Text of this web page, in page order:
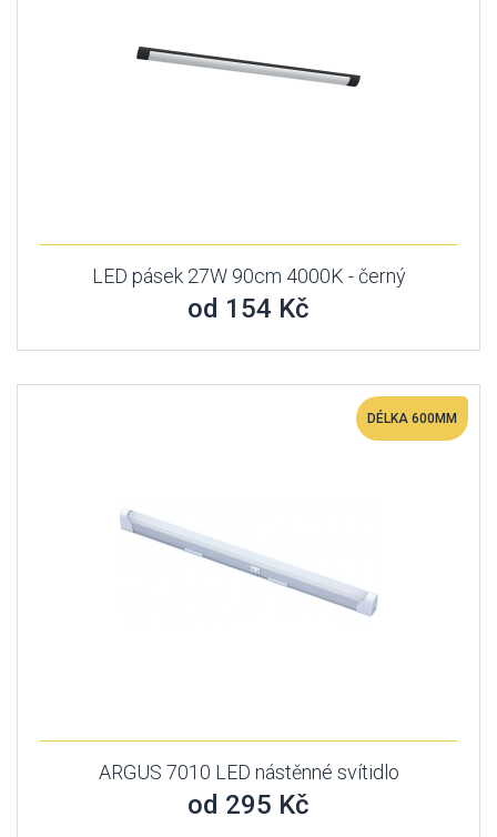
LED pásek 27W 90cm 4000K - černý
od 154 Kč
DÉLKA 600MM
ARGUS 7010 LED nástěnné svítidlo
od 295 Kč